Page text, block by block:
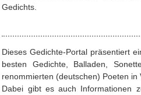
Gedichts.
Dieses Gedichte-Portal präsentiert
besten Gedichte, Balladen,
renommierten (deutschen) Poeten in
Dabei gibt es auch Informationen